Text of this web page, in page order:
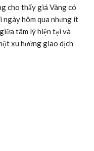
cho thấy giá Vàng có
ngày hôm qua nhưng ít
tâm lý hiện tại và
xu hướng giao dịch